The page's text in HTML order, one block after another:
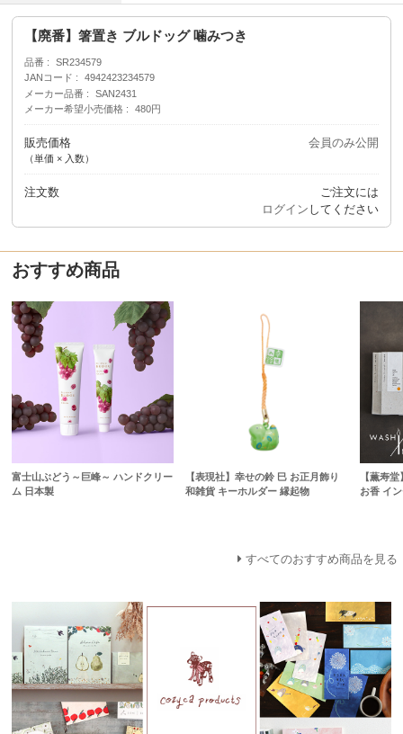
【廃番】箸置き ブルドッグ 噛みつき
品番
SR234579
JANコード
4942423234579
メーカー品番
SAN2431
メーカー希望小売価格
480円
販売価格
（単価 × 入数）
会員のみ公開
注文数
ご注文には
ログイン してください
おすすめ商品
富士山ぶどう～巨峰～ ハンドクリー
ム 日本製
【表現社】幸せの鈴 巳 お正月飾り
和雑貨 キーホルダー 縁起物
【薫寿
お香 イ
すべてのおすすめ商品を見る